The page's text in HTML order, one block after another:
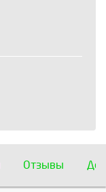
Отзывы